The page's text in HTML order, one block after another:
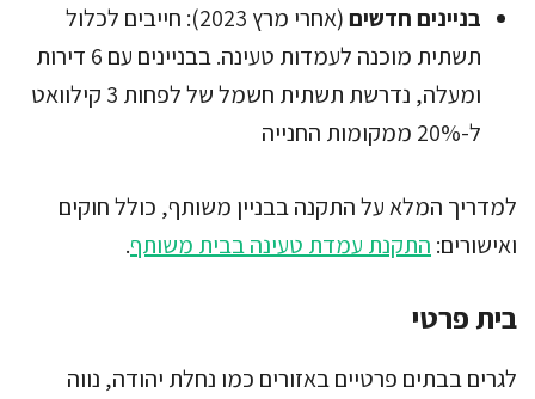
בניינים חדשים
(אחרי מרץ 2023): חייבים לכלול
תשתית מוכנה לעמדות טעינה. בבניינים עם 6 דירות
ומעלה, נדרשת תשתית חשמל של לפחות 3 קילוואט
ל-20% ממקומות החנייה
למדריך המלא על התקנה בבניין משותף, כולל חוקים
ואישורים: התקנת עמדת טעינה בבית משותף.
בית פרטי
לגרים בבתים פרטיים באזורים כמו נחלת יהודה, נווה